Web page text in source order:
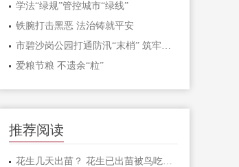
学法“绿规”管控城市“绿线”
铁腕打击黑恶 法治铸就平安
市碧沙岗公园打通防汛“末梢” 筑牢生态安全屏障
爱粮节粮 不遗余“粒”
推荐阅读
花生几天出苗？ 花生已出苗被鸟吃怎么办？